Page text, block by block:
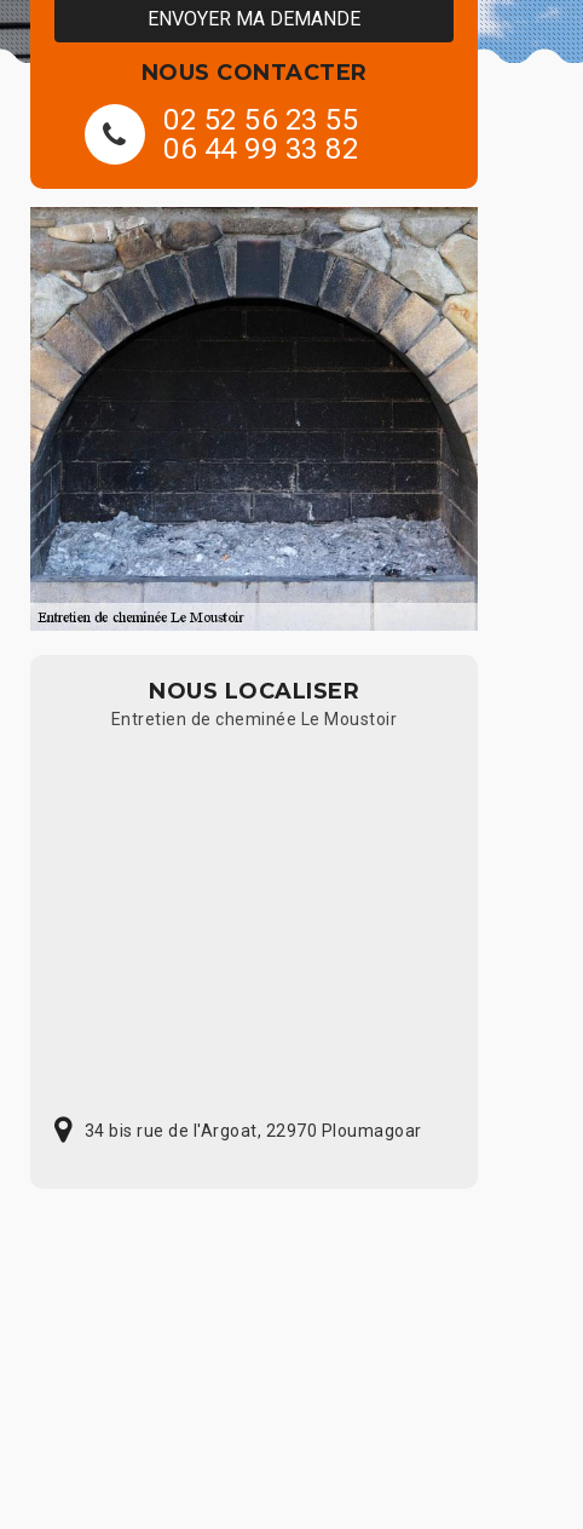
NOUS CONTACTER
02 52 56 23 55
06 44 99 33 82
NOUS LOCALISER
Entretien de cheminée Le Moustoir
34 bis rue de l'Argoat, 22970 Ploumagoar